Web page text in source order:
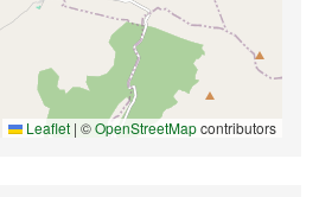
Leaflet | ©OpenStreetMapcontributors